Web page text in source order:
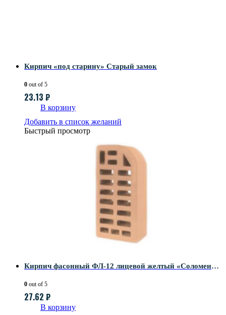
Кирпич «под старину» Старый замок
0 out of 5
23.13 ₽
В корзину
Добавить в список желаний
Быстрый просмотр
Кирпич фасонный ФЛ-12 лицевой желтый «Соломенный»
0 out of 5
27.62 ₽
В корзину